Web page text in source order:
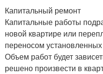
Капитальный ремонт
Капитальные работы
новой квартире или
переносом
Объем работ будет
решено произвести в